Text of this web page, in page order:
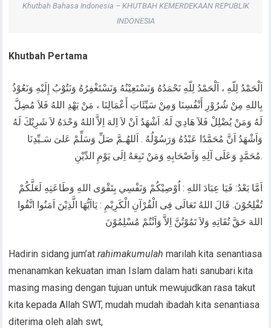
Khutbah Bahasa Indonesia – KHUTBAH KEMERDEKAAN REPUBLIK
INDONESIA
Khutbah Pertama
اَلْحَمْدُ لِلّهِ ، اَلْحَمْدُ لِلّهِ نَحْمَدُهُ وَنَسْتَعِيْنُهُ وَنَسْتَغْفِرُهُ وَنَتُوْبُ إِلَيْهِ وَنَعُوْذُ
بِاللهِ مِنْ شُرُوْرِ أَنْفُسِنَا وَمِنْ سَيِّئَاتِ أَعْمَالِنَا ، مَنْ يَهْدِ اللهُ فَلاَ مُضِلَّ
لَهُ وَمَنْ يُضْلِلْ فَلاَ هَادِيَ لَهُ. اَشْهَدُ اَنْ لاَ اِلهَ اِلاَّ اللهُ وَحْدَهُ لاَ شَرِيْكَ لَهُ
وَاَشْهَدُ اَنَّ مُحَمَّدًا عَبْدُهُ وَرَسُوْلُهُ . اَللهُـمَّ صَلِّ وَسَلِّمْ عَلىَ سَـيِّدِنَا
مُحَمَّدٍ وَعَلَى آلِهِ وَاَصْحَابِهِ وَمَنْ تَبِعَهُ اِلَى يَوْمِ الدِّيْنِ.
اَمَّا بَعْدُ: فَيَا عِبَادَ اللهِ : اُوْصِيْكُمْ وَنَفْسِي بِتَقْوَى اللهِ وَطَاعَتِهِ لَعَلَّكُمْ
تُفْلِحُوْنَ. قَالَ اللهُ تَعَالَى فِى الْقُرْآنِ الْكَرِيْمِ : يَااَيُّهَا الَّذِيْنَ اَمَنُوا اتَّقُوا
اللهَ حَقَّ تُقَاتِهِ وَلاَ تَمُوْتُنَّ اِلاَّ وَاَنْتُمْ مُسْلِمُوْنَ
Hadirin sidang jum’atrahimakumulah marilah kita senantiasa
menanamkan kekuatan iman Islam dalam hati sanubari kita
masing masing dengan tujuan untuk mewujudkan rasa takut
kita kepada Allah SWT, mudah mudah ibadah kita senantiasa
diterima oleh alah swt,